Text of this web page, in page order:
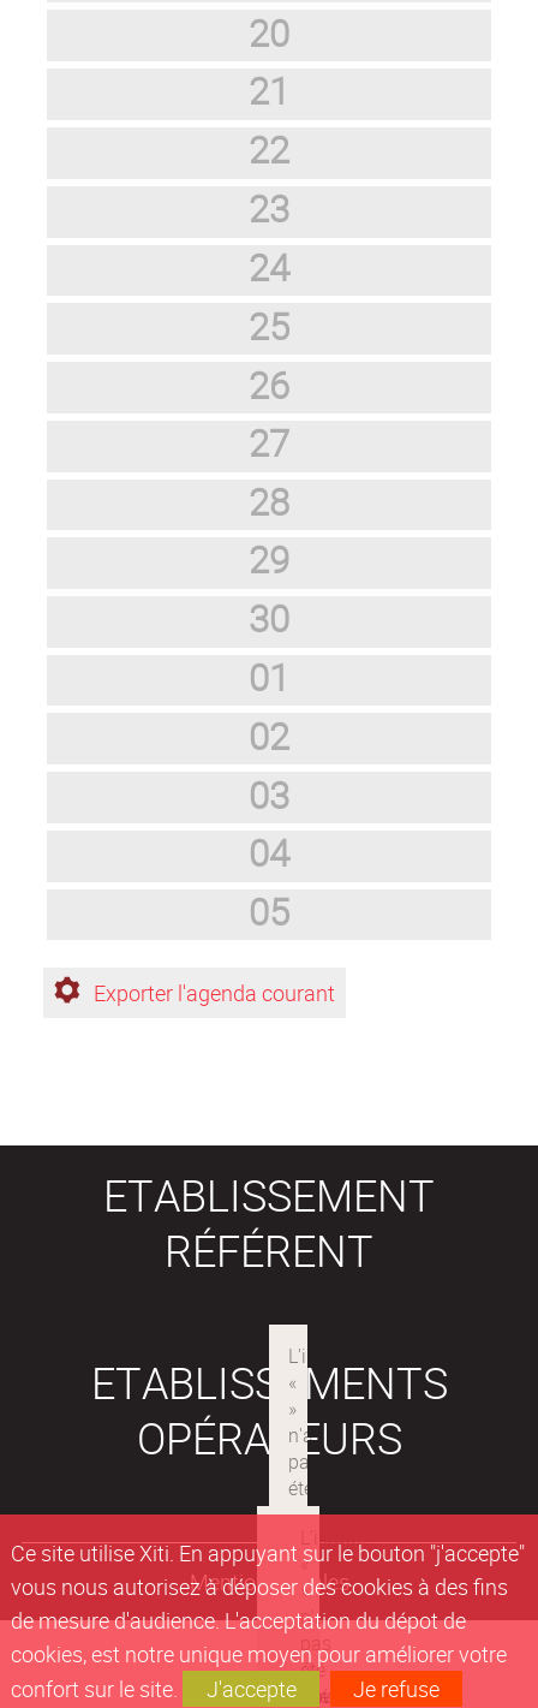
Ce site utilise Xiti. En appuyant sur le bouton "j'accepte"
vous nous autorisez à déposer des cookies à des fins
de mesure d'audience. L'acceptation du dépot de
cookies, est notre unique moyen pour améliorer votre
confort sur le site.
J'accepte Je refuse
20
21
22
23
24
25
26
27
28
29
30
01
02
03
04
05
Exporter l'agenda courant
ETABLISSEMENT
RÉFÉRENT
ETABLISSEMENTS
OPÉRATEURS
Mentions légales